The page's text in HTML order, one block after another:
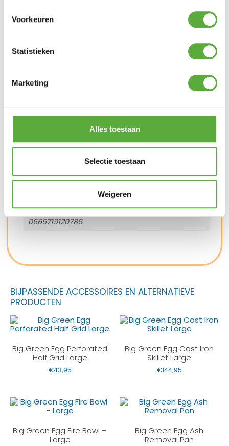
Voorkeuren
Statistieken
Marketing
Alles toestaan
Selectie toestaan
Weigeren
EAN
Big Green Egg Gietijzeren Half Moon Grid Large
Merk
SKU
EAN
0665719120786
BIJPASSENDE ACCESSOIRES EN ALTERNATIEVE
PRODUCTEN
Big Green Egg Perforated
Half Grid Large
€43,95
Big Green Egg Cast Iron
Skillet Large
€144,95
Big Green Egg Fire Bowl –
Large
Big Green Egg Ash
Removal Pan